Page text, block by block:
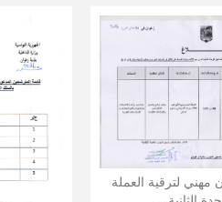
مهني لترقية العملة